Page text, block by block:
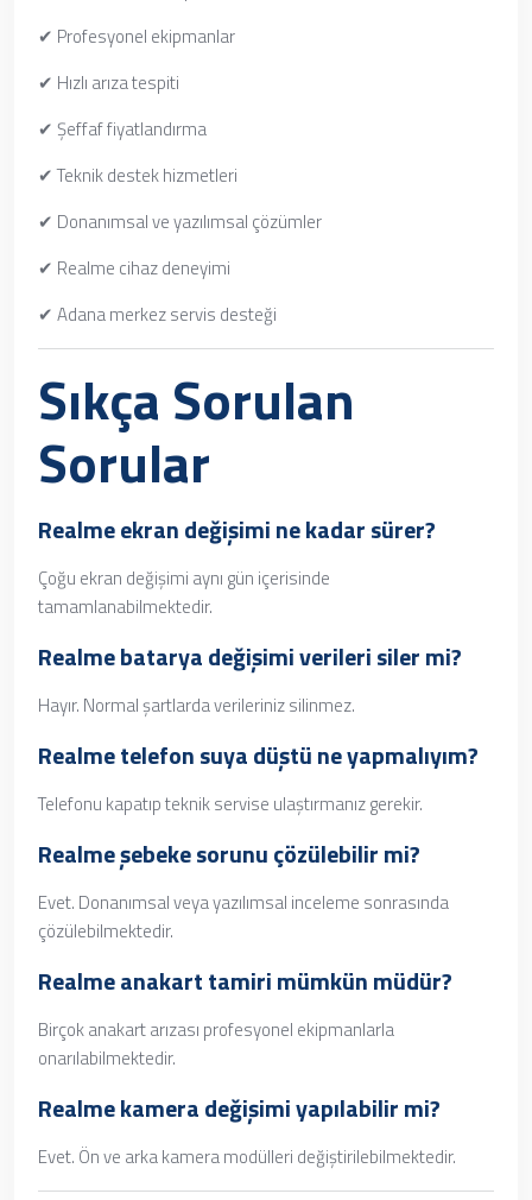
✔ Profesyonel ekipmanlar
✔ Hızlı arıza tespiti
✔ Şeffaf fiyatlandırma
✔ Teknik destek hizmetleri
✔ Donanımsal ve yazılımsal çözümler
✔ Realme cihaz deneyimi
✔ Adana merkez servis desteği
Sıkça Sorulan
Sorular
Realme ekran değişimi ne kadar sürer?
Çoğu ekran değişimi aynı gün içerisinde
tamamlanabilmektedir.
Realme batarya değişimi verileri siler mi?
Hayır. Normal şartlarda verileriniz silinmez.
Realme telefon suya düştü ne yapmalıyım?
Telefonu kapatıp teknik servise ulaştırmanız gerekir.
Realme şebeke sorunu çözülebilir mi?
Evet. Donanımsal veya yazılımsal inceleme sonrasında
çözülebilmektedir.
Realme anakart tamiri mümkün müdür?
Birçok anakart arızası profesyonel ekipmanlarla
onarılabilmektedir.
Realme kamera değişimi yapılabilir mi?
Evet. Ön ve arka kamera modülleri değiştirilebilmektedir.